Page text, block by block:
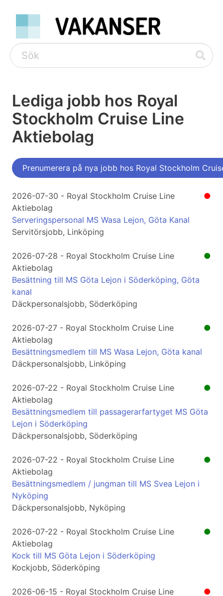
Lediga jobb hos Royal
Stockholm Cruise Line
Aktiebolag
Prenumerera på nya jobb hos Royal Stockholm
●
2026-07-30 - Royal Stockholm Cruise Line
Aktiebolag
Serveringspersonal MS Wasa Lejon, Göta Kanal
Servitörsjobb, Linköping
●
2026-07-28 - Royal Stockholm Cruise Line
Aktiebolag
Besättning till MS Göta Lejon i Söderköping, Göta
kanal
Däckpersonalsjobb, Söderköping
●
2026-07-27 - Royal Stockholm Cruise Line
Aktiebolag
Besättningsmedlem till MS Wasa Lejon, Göta kanal
Däckpersonalsjobb, Linköping
●
2026-07-22 - Royal Stockholm Cruise Line
Aktiebolag
Besättningsmedlem till passagerarfartyget MS Göta
Lejon i Söderköping
Däckpersonalsjobb, Söderköping
●
2026-07-22 - Royal Stockholm Cruise Line
Aktiebolag
Besättningsmedlem / jungman till MS Svea Lejon i
Nyköping
Däckpersonalsjobb, Nyköping
●
2026-07-22 - Royal Stockholm Cruise Line
Aktiebolag
Kock till MS Göta Lejon i Söderköping
Kockjobb, Söderköping
●
2026-06-15 - Royal Stockholm Cruise Line